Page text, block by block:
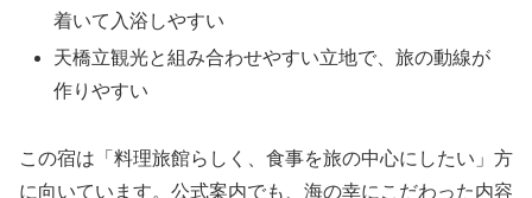
着いて入浴しやすい
天橋立観光と組み合わせやすい立地で、旅の動線が
作りやすい
この宿は「料理旅館らしく、食事を旅の中心にしたい」方
に向いています。公式案内でも、海の幸にこだわった内容